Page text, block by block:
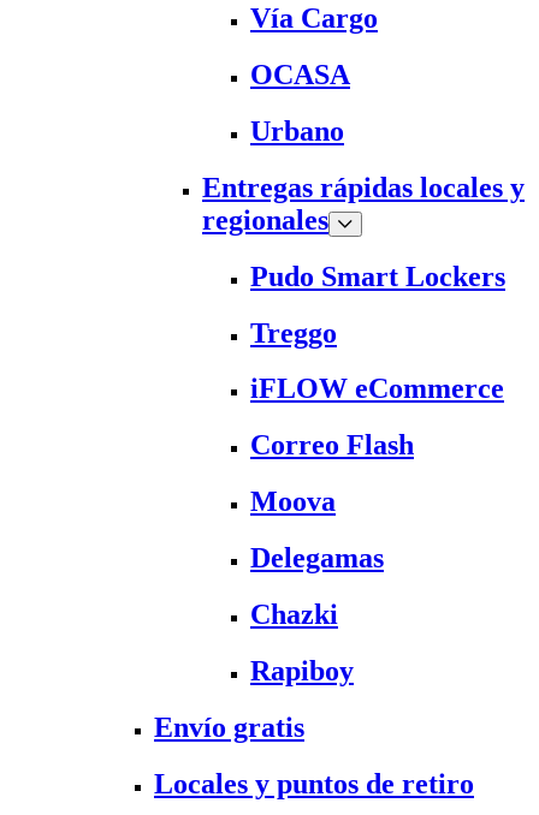
Vía Cargo
OCASA
Urbano
Entregas rápidas locales y
regionales
Pudo Smart Lockers
Treggo
iFLOW eCommerce
Correo Flash
Moova
Delegamas
Chazki
Rapiboy
Envío gratis
Locales y puntos de retiro